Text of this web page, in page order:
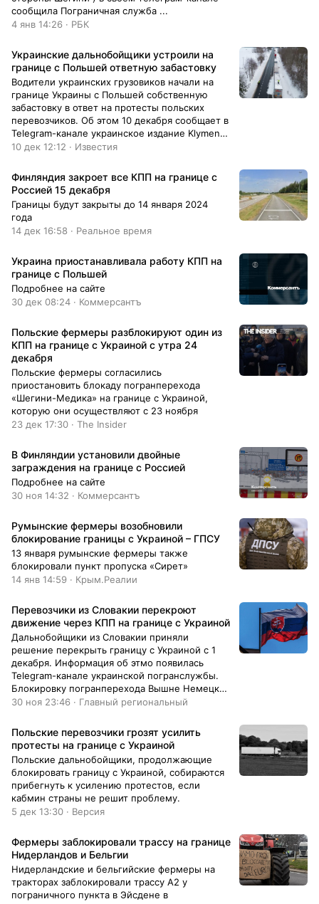
сообщила Пограничная служба ...
4 янв 14:26 · РБК
Украинские дальнобойщики устроили на
границе с Польшей ответную забастовку
Водители украинских грузовиков начали на
границе Украины с Польшей собственную
забастовку в ответ на протесты польских
перевозчиков. Об этом 10 декабря сообщает в
Telegram-канале украинское издание Klymenko
Time.По его данным, украинские
границе движение легковых автомобилей.
Сообщение сопровождается кадрами, на
которых водители в светоотражающих
жилетах ходят по кругу перед
остановившимися на дороге машинами.
10 дек 12:12 · Известия
Финляндия закроет все КПП на границе с
Россией 15 декабря
Границы будут закрыты до 14 января 2024
года
14 дек 16:58 · Реальное время
Украина приостанавливала работу КПП на
границе с Польшей
Подробнее на сайте
30 дек 08:24 · Коммерсантъ
Польские фермеры разблокируют один из
КПП на границе с Украиной с утра 24
декабря
Польские фермеры согласились
приостановить блокаду погранперехода
«Шегини-Медика» на границе с Украиной,
которую они осуществляют с 23 ноября
23 дек 17:30 · The Insider
В Финляндии установили двойные
заграждения на границе с Россией
Подробнее на сайте
30 ноя 14:32 · Коммерсантъ
Румынские фермеры возобновили
блокирование границы с Украиной – ГПСУ
13 января румынские фермеры также
блокировали пункт пропуска «Сирет»
14 янв 14:59 · Крым.Реалии
Перевозчики из Словакии перекроют
движение через КПП на границе с Украиной
Дальнобойщики из Словакии приняли
решение перекрыть границу с Украиной с 1
декабря. Информация об этмо появилась
Telegram-канале украинской погранслужбы.
Блокировку погранперехода Вышне Немецке
— Ужгород организуют в пятницу, 1 декабря, с
автоперевозчиков Словакии решили
перекрыть движение, чтобы добиться от
Европейской комиссии восстановления
отмененной системы разрешений для
украинских коммерческих перевозчиков. […]
30 ноя 23:46 · Главный региональный
Польские перевозчики грозят усилить
протесты на границе с Украиной
Польские дальнобойщики, продолжающие
блокировать границу с Украиной, собираются
прибегнуть к усилению протестов, если
кабмин страны не решит проблему.
5 дек 13:30 · Версия
Фермеры заблокировали трассу на границе
Нидерландов и Бельгии
Нидерландские и бельгийские фермеры на
тракторах заблокировали трассу А2 у
пограничного пункта в Эйсдене в